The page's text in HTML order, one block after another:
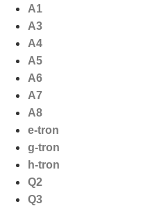
naar
inhoud
A1
A3
A4
A5
A6
A7
A8
e-tron
g-tron
h-tron
Q2
Q3